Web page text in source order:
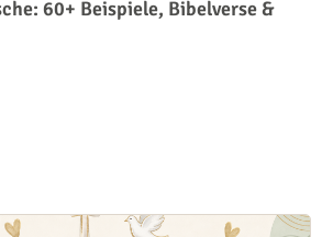
60+ Beispiele, Bibelverse &